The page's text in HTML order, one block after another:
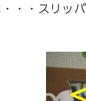
・・スリッ